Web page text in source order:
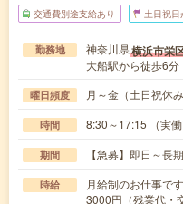
交通費別途支給あり 土日祝日
勤務地 神奈川県横浜市栄
大船駅から徒歩6分
曜日頻度 月～金（土日祝休み
時間 8:30～17:15 （実
期間 【急募】即日～長
時給
月給制のお仕事で
3000円（残業代・